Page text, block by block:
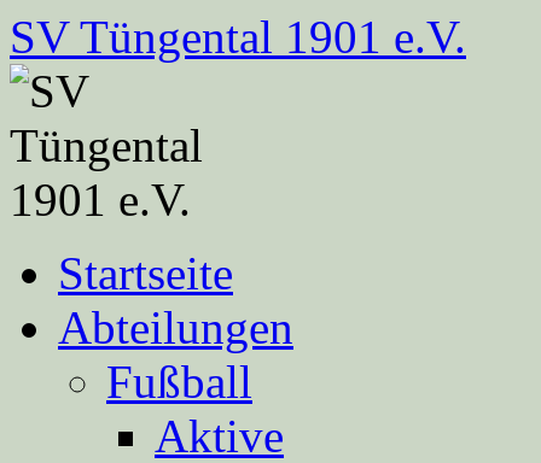
Zum
Inhalt
springen
SV Tüngental 1901 e.V.
Startseite
Abteilungen
Fußball
Aktive